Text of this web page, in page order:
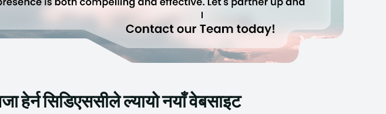
हेर्न सिडिएससीले ल्यायो नयाँ वेबसाइट